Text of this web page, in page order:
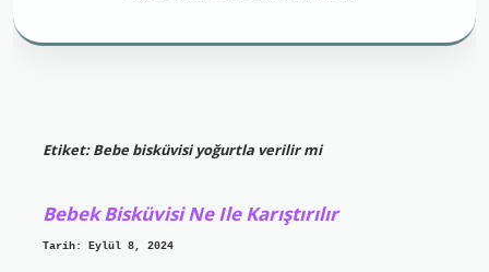
Etiket:Bebe bisküvisi yoğurtla verilir mi
Bebek Bisküvisi Ne Ile Karıştırılır
Tarih: Eylül 8, 2024